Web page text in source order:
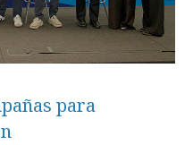
para